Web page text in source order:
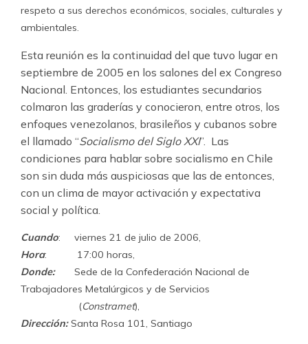
respeto a sus derechos económicos, sociales, culturales y
ambientales.
Esta reunión es la continuidad del que tuvo lugar en
septiembre de 2005 en los salones del ex Congreso
Nacional. Entonces, los estudiantes secundarios
colmaron las graderías y conocieron, entre otros, los
enfoques venezolanos, brasileños y cubanos sobre
el llamado “Socialismo del Siglo XXI”. Las
condiciones para hablar sobre socialismo en Chile
son sin duda más auspiciosas que las de entonces,
con un clima de mayor activación y expectativa
social y política.
Cuando: viernes 21 de julio de 2006,
Hora: 17:00 horas,
Donde:Sede de la Confederación Nacional de
Trabajadores Metalúrgicos y de Servicios
(Constramet),
Dirección:Santa Rosa 101, Santiago